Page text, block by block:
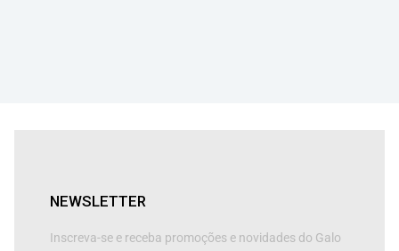
NEWSLETTER
Inscreva-se e receba promoções e novidades do Galo